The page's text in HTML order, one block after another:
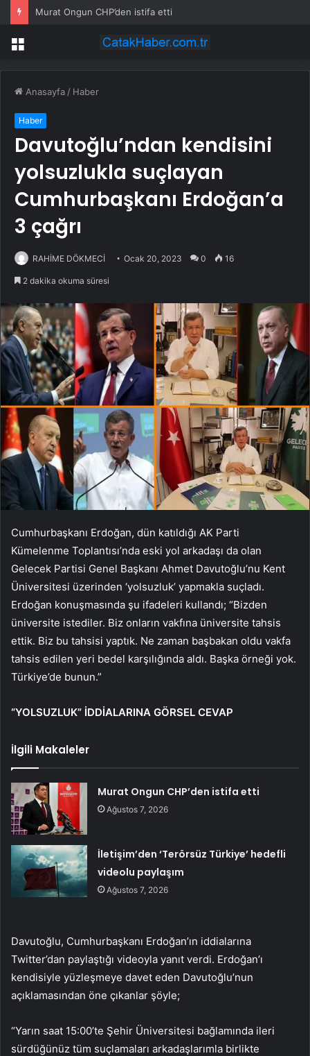
Murat Ongun CHP’den istifa etti
Menü
Anasayfa / Haber
Haber
Davutoğlu’ndan kendisini
yolsuzlukla suçlayan
Cumhurbaşkanı Erdoğan’a
3 çağrı
RAHİME DÖKMECİ Ocak 20, 2023 0 16
2 dakika okuma süresi
Cumhurbaşkanı Erdoğan, dün katıldığı AK Parti
Kümelenme Toplantısı’nda eski yol arkadaşı da olan
Gelecek Partisi Genel Başkanı Ahmet Davutoğlu’nu Kent
Üniversitesi üzerinden ‘yolsuzluk’ yapmakla suçladı.
Erdoğan konuşmasında şu ifadeleri kullandı; “Bizden
üniversite istediler. Biz onların vakfına üniversite tahsis
ettik. Biz bu tahsisi yaptık. Ne zaman başbakan oldu vakfa
tahsis edilen yeri bedel karşılığında aldı. Başka örneği yok.
Türkiye’de bunun.”
“YOLSUZLUK” İDDİALARINA GÖRSEL CEVAP
İlgili Makaleler
Murat Ongun CHP’den istifa etti
Ağustos 7, 2026
İletişim’den ‘Terörsüz Türkiye’ hedefli
videolu paylaşım
Ağustos 7, 2026
Davutoğlu, Cumhurbaşkanı Erdoğan’ın iddialarına
Twitter’dan paylaştığı videoyla yanıt verdi. Erdoğan’ı
kendisiyle yüzleşmeye davet eden Davutoğlu’nun
açıklamasından öne çıkanlar şöyle;
“Yarın saat 15:00’te Şehir Üniversitesi bağlamında ileri
sürdüğünüz tüm suçlamaları arkadaşlarımla birlikte